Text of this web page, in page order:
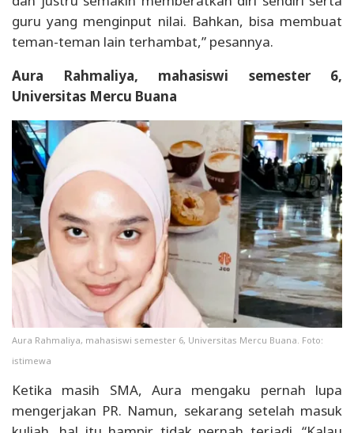
guru yang menginput nilai. Bahkan, bisa membuat
teman-teman lain terhambat,” pesannya.
Aura Rahmaliya, mahasiswi semester 6,
Universitas Mercu Buana
Aura Rahmaliya, mahasiswi semester 6, Universitas Mercu Buana. Foto:
istimewa
Ketika masih SMA, Aura mengaku pernah lupa
mengerjakan PR. Namun, sekarang setelah masuk